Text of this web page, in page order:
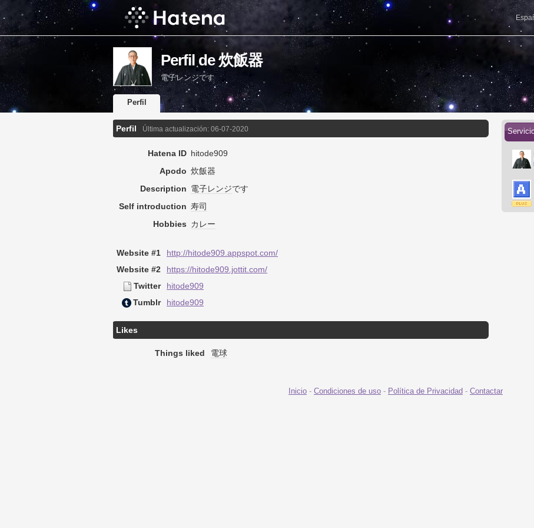
Perfil de 炊飯器
電子レンジです
Perfil
Perfil Última actualización: 06-07-2020
Hatena ID hitode909
Apodo 炊飯器
Description 電子レンジです
Self introduction 寿司
Hobbies カレー
Website #1
http://hitode909.appspot.com/
Website #2
https://hitode909.jottit.com/
Twitter
hitode909
Tumblr
hitode909
Likes
Things liked 電球
Inicio - Condiciones de uso - Política de Privacidad - Contactar